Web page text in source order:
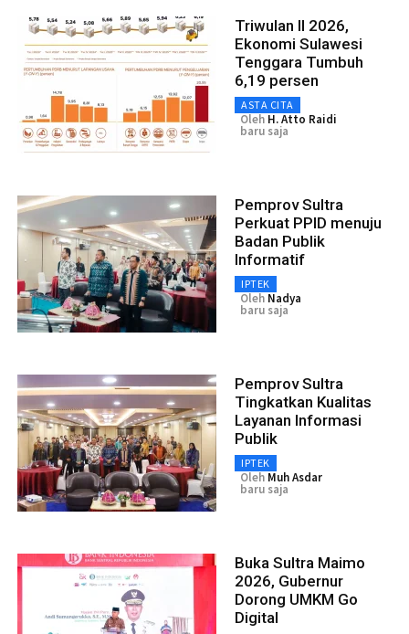
Triwulan II 2026,
Ekonomi Sulawesi
Tenggara Tumbuh
6,19 persen
ASTA CITA
Oleh H. Atto Raidi
baru saja
Pemprov Sultra
Perkuat PPID menuju
Badan Publik
Informatif
IPTEK
Oleh Nadya
baru saja
Pemprov Sultra
Tingkatkan Kualitas
Layanan Informasi
Publik
IPTEK
Oleh Muh Asdar
baru saja
Buka Sultra Maimo
2026, Gubernur
Dorong UMKM Go
Digital